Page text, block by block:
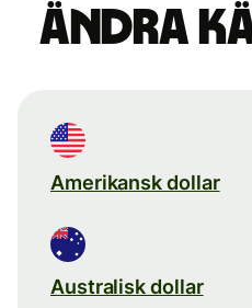
Ändra
Amerikansk dollar
Australisk dollar